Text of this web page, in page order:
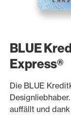
BLUE
Express®
Die BLUE
auffällt und